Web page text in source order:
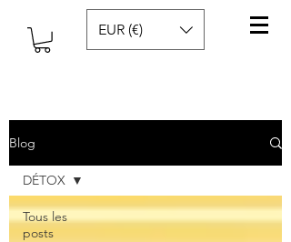
EUR (€)
Blog
Tous les
posts
DÉTOX